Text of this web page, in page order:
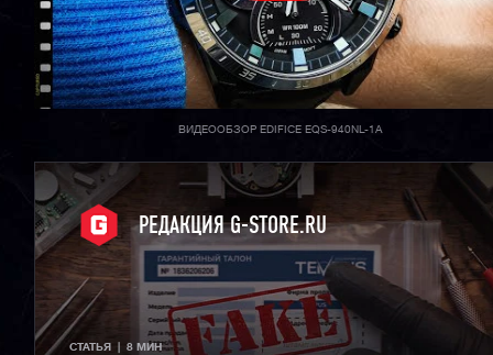
ВИДЕООБЗОР EDIFICE EQS-940NL-1A
РЕДАКЦИЯ G-STORE.RU
СТАТЬЯ  |  8 МИН